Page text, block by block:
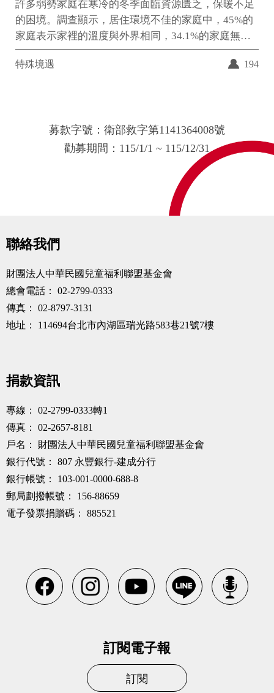
許多弱勢家庭在寒冷的冬季面臨資源匱乏，保暖不足
的困境。調查顯示，居住環境不佳的家庭中，45%的
家庭表示家裡的溫度與外界相同，34.1%的家庭無法
提供熱水洗澡，甚至有27.5%的家庭反映家裡比外面
還冷。 冬季的來臨，這些家庭的孩子們是否能夠抵禦
子都能安全度過寒冷的冬天。 我們誠摯邀請您的愛心
捐款，讓我們的溫暖持續傳遞，讓每個孩子都能在寒
特殊境遇 194
募款字號：衛部救字第1141364008號
勸募期間：115/1/1 ~ 115/12/31
聯絡我們
財團法人中華民國兒童福利聯盟基金會
總會電話：
02-2799-0333
傳真：
02-8797-3131
地址：
114694台北市內湖區瑞光路583巷21號7樓
捐款資訊
專線：
02-2799-0333轉1
傳真：
02-2657-8181
戶名：
財團法人中華民國兒童福利聯盟基金會
銀行代號：
807 永豐銀行-建成分行
銀行帳號：
103-001-0000-688-8
郵局劃撥帳號：
156-88659
電子發票捐贈碼：
885521
訂閱電子報
訂閱